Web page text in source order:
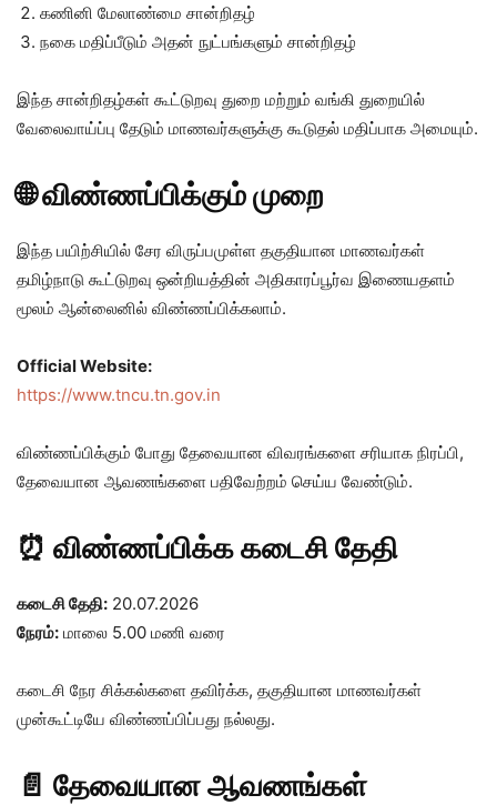
கணினி மேலாண்மை சான்றிதழ்
நகை மதிப்பீடும் அதன் நுட்பங்களும் சான்றிதழ்
இந்த சான்றிதழ்கள் கூட்டுறவு துறை மற்றும் வங்கி துறையில்
வேலைவாய்ப்பு தேடும் மாணவர்களுக்கு கூடுதல் மதிப்பாக அமையும்.
🌐 விண்ணப்பிக்கும் முறை
இந்த பயிற்சியில் சேர விருப்பமுள்ள தகுதியான மாணவர்கள்
தமிழ்நாடு கூட்டுறவு ஒன்றியத்தின் அதிகாரப்பூர்வ இணையதளம்
மூலம் ஆன்லைனில் விண்ணப்பிக்கலாம்.
Official Website:
https://www.tncu.tn.gov.in
விண்ணப்பிக்கும் போது தேவையான விவரங்களை சரியாக நிரப்பி,
தேவையான ஆவணங்களை பதிவேற்றம் செய்ய வேண்டும்.
⏰ விண்ணப்பிக்க கடைசி தேதி
கடைசி தேதி: 20.07.2026
நேரம்: மாலை 5.00 மணி வரை
கடைசி நேர சிக்கல்களை தவிர்க்க, தகுதியான மாணவர்கள்
முன்கூட்டியே விண்ணப்பிப்பது நல்லது.
📄 தேவையான ஆவணங்கள்